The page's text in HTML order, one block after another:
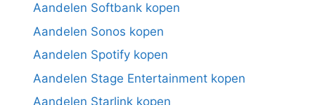
Aandelen Softbank kopen
Aandelen Sonos kopen
Aandelen Spotify kopen
Aandelen Stage Entertainment kopen
Aandelen Starlink kopen